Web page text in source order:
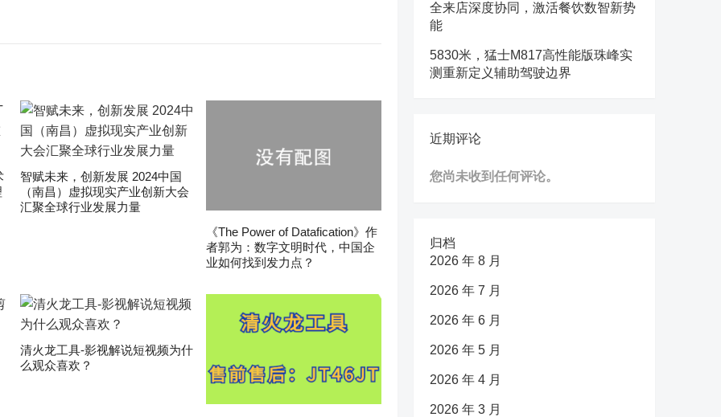
智赋未来，创新发展 2024中国
（南昌）虚拟现实产业创新大会
汇聚全球行业发展力量
《The Power of Datafication》作
者郭为：数字文明时代，中国企
业如何找到发力点？
清火龙工具-影视解说短视频为什
么观众喜欢？
全来店深度协同，激活餐饮数智新势
能
5830米，猛士M817高性能版珠峰实
测重新定义辅助驾驶边界
近期评论
您尚未收到任何评论。
归档
2026 年 8 月
2026 年 7 月
2026 年 6 月
2026 年 5 月
2026 年 4 月
2026 年 3 月